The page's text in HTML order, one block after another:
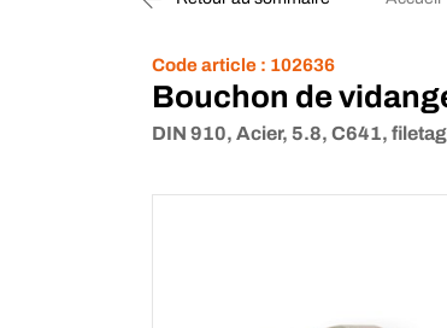
Code article : 102636
Bouchon de
DIN 910, Acier, 5.8, C641,